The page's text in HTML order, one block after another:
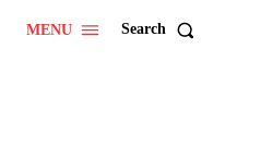
MENU Search